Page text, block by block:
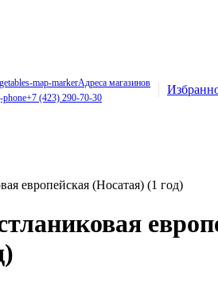
Адреса магазинов
+7 (423) 290-70-30
европейская (Носатая) (1 год)